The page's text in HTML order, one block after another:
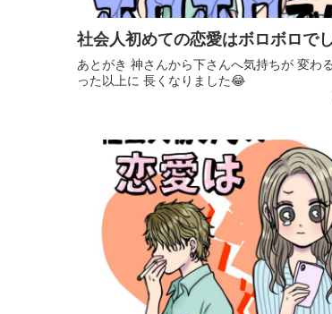
社会人初めての恋愛はボロボロでし
あとがき 神さんから下さんへ気持ちが 変わ
った以上に 長くなりました😂